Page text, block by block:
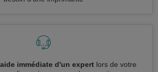
immédiate d'un expertlors de votre